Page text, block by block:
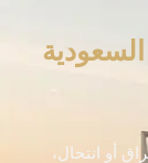
أو انتحال،